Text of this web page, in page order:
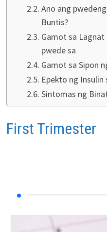
Ano ang
Buntis?
Gamot sa
pwede sa
Gamot sa Sipon
Epekto ng Insulin
Sintomas ng
First Trimester